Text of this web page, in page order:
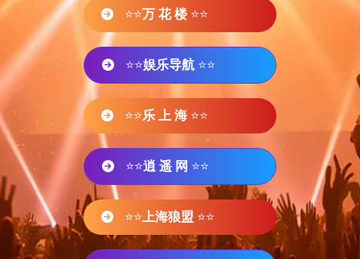
⭐⭐万 花 楼 ⭐⭐
⭐⭐娱乐导航 ⭐⭐
⭐⭐乐 上 海 ⭐⭐
⭐⭐逍 遥 网 ⭐⭐
⭐⭐ 上海狼盟 ⭐⭐